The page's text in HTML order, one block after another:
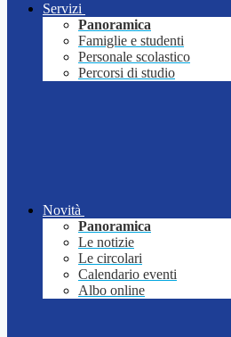
Servizi
Panoramica
Famiglie e studenti
Personale scolastico
Percorsi di studio
Novità
Panoramica
Le notizie
Le circolari
Calendario eventi
Albo online